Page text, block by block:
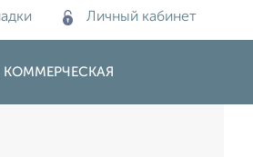
Личный кабинет
КОММЕРЧЕСКАЯ